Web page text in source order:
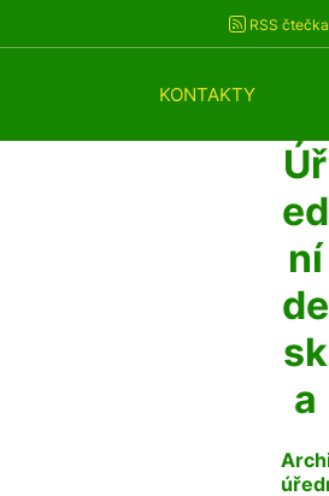
RSS čtečka
KONTAKTY
Úř
ed
ní
de
sk
a